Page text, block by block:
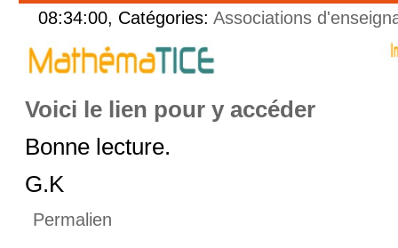
08:34:00, Catégories:Associations
Voici le lien pour y accéder
Bonne lecture.
G.K
Permalien